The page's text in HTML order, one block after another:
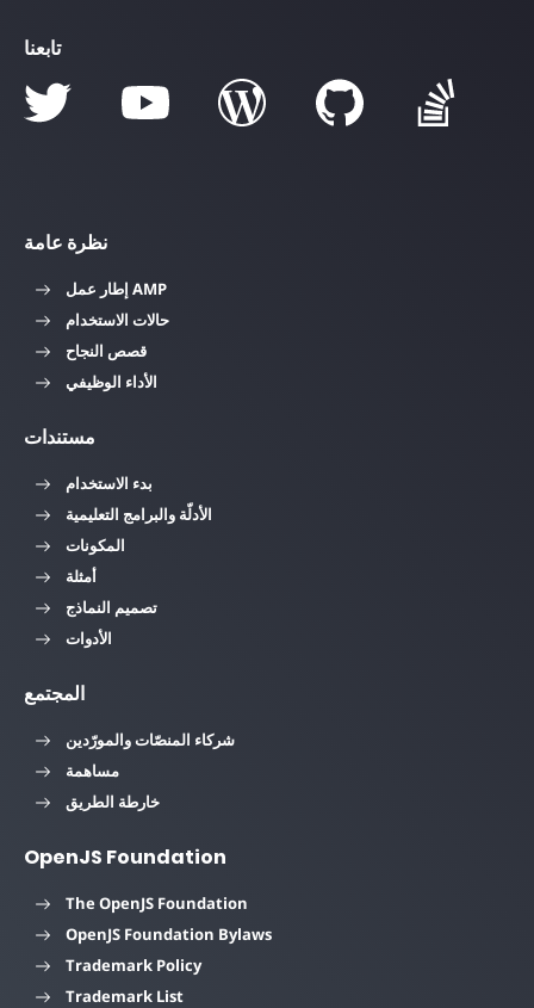
تابعنا
نظرة عامة
إطار عمل AMP
حالات الاستخدام
قصص النجاح
الأداء الوظيفي
مستندات
بدء الاستخدام
الأدلّة والبرامج التعليمية
المكونات
أمثلة
تصميم النماذج
الأدوات
المجتمع
شركاء المنصّات والمورّدين
مساهمة
خارطة الطريق
OpenJS Foundation
The OpenJS Foundation
OpenJS Foundation Bylaws
Trademark Policy
Trademark List